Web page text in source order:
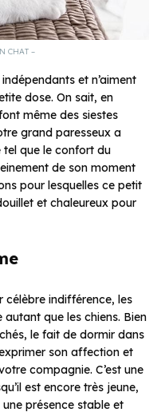
CHAT –
et n’aiment
dose. On sait, en
même des siestes
grand paresseux a
tel que le confort du
de son moment
pour lesquelles ce petit
et chaleureux pour
célèbre indifférence, les
que les chiens. Bien
le fait de dormir dans
son affection et
compagnie. C’est une
est encore très jeune,
présence stable et